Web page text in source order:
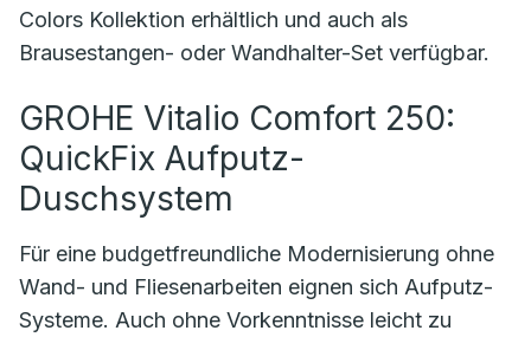
Colors Kollektion erhältlich und auch als
Brausestangen- oder Wandhalter-Set verfügbar.
GROHE Vitalio Comfort 250:
QuickFix Aufputz-
Duschsystem
Für eine budgetfreundliche Modernisierung ohne
Wand- und Fliesenarbeiten eignen sich Aufputz-
Systeme. Auch ohne Vorkenntnisse leicht zu